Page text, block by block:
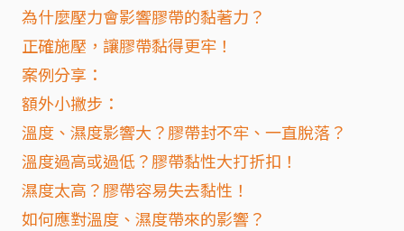
為什麼壓力會影響膠帶的黏著力？
正確施壓，讓膠帶黏得更牢！
案例分享：
額外小撇步：
溫度、濕度影響大？膠帶封不牢、一直脫落？
溫度過高或過低？膠帶黏性大打折扣！
濕度太高？膠帶容易失去黏性！
如何應對溫度、濕度帶來的影響？